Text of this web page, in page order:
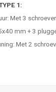
1:
Met 3
mm + 3
Met 2